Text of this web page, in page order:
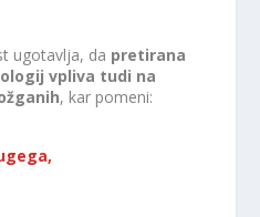
ugotavlja, da pretirana
vpliva tudi na
, kar pomeni: